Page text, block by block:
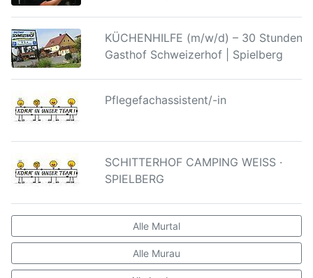
KÜCHENHILFE (m/w/d) – 30 Stunden |
Gasthof Schweizerhof | Spielberg
Pflegefachassistent/-in
SCHITTERHOF CAMPING WEISS ·
SPIELBERG
Alle Murtal
Alle Murau